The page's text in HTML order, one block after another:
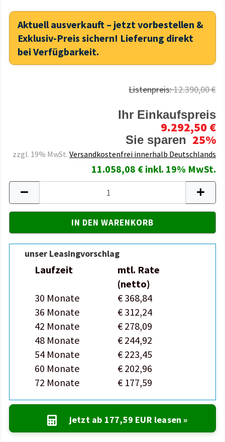
Aktuell ausverkauft – jetzt vorbestellen &
Exklusiv-Preis sichern! Lieferung direkt
bei Verfügbarkeit.
Listenpreis:12.390,00 €
Ihr Einkaufspreis
9.292,50 €
Sie sparen 25%
zzgl. 19% MwSt. Versandkostenfrei innerhalb Deutschlands
11.058,08 € inkl. 19% MwSt.
unser Leasingvorschlag
Laufzeit
mtl. Rate
(netto)
30 Monate
€ 368,84
36 Monate
€ 312,24
42 Monate
€ 278,09
48 Monate
€ 244,92
54 Monate
€ 223,45
60 Monate
€ 202,96
72 Monate
€ 177,59
jetzt ab 177,59 EUR leasen »